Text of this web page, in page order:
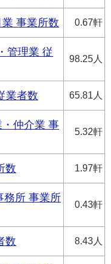
事業所数 0.67軒
管理業 従
98.25人
業者数 65.81人
仲介業 事
5.32軒
数 1.97軒
務所 事業所
0.43軒
数 8.43人